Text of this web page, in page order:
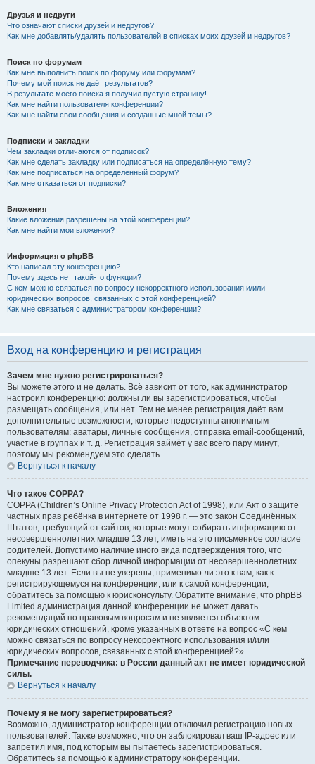
Друзья и недруги
Что означают списки друзей и недругов?
Как мне добавлять/удалять пользователей в списках моих друзей и недругов?
Поиск по форумам
Как мне выполнить поиск по форуму или форумам?
Почему мой поиск не даёт результатов?
В результате моего поиска я получил пустую страницу!
Как мне найти пользователя конференции?
Как мне найти свои сообщения и созданные мной темы?
Подписки и закладки
Чем закладки отличаются от подписок?
Как мне сделать закладку или подписаться на определённую тему?
Как мне подписаться на определённый форум?
Как мне отказаться от подписки?
Вложения
Какие вложения разрешены на этой конференции?
Как мне найти мои вложения?
Информация о phpBB
Кто написал эту конференцию?
Почему здесь нет такой-то функции?
С кем можно связаться по вопросу некорректного использования и/или
юридических вопросов, связанных с этой конференцией?
Как мне связаться с администратором конференции?
Вход на конференцию и регистрация
Зачем мне нужно регистрироваться?
Вы можете этого и не делать. Всё зависит от того, как администратор
настроил конференцию: должны ли вы зарегистрироваться, чтобы
размещать сообщения, или нет. Тем не менее регистрация даёт вам
дополнительные возможности, которые недоступны анонимным
пользователям: аватары, личные сообщения, отправка email-сообщений,
участие в группах и т. д. Регистрация займёт у вас всего пару минут,
поэтому мы рекомендуем это сделать.
Вернуться к началу
Что такое COPPA?
COPPA (Children’s Online Privacy Protection Act of 1998), или Акт о защите
частных прав ребёнка в интернете от 1998 г. — это закон Соединённых
Штатов, требующий от сайтов, которые могут собирать информацию от
несовершеннолетних младше 13 лет, иметь на это письменное согласие
родителей. Допустимо наличие иного вида подтверждения того, что
опекуны разрешают сбор личной информации от несовершеннолетних
младше 13 лет. Если вы не уверены, применимо ли это к вам, как к
регистрирующемуся на конференции, или к самой конференции,
обратитесь за помощью к юрисконсульту. Обратите внимание, что phpBB
Limited администрация данной конференции не может давать
рекомендаций по правовым вопросам и не является объектом
юридических отношений, кроме указанных в ответе на вопрос «С кем
можно связаться по вопросу некорректного использования и/или
юридических вопросов, связанных с этой конференцией?».
Примечание переводчика: в России данный акт не имеет юридической
силы.
Вернуться к началу
Почему я не могу зарегистрироваться?
Возможно, администратор конференции отключил регистрацию новых
пользователей. Также возможно, что он заблокировал ваш IP-адрес или
запретил имя, под которым вы пытаетесь зарегистрироваться.
Обратитесь за помощью к администратору конференции.